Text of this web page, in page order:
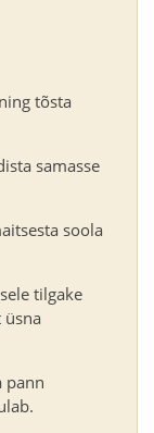
tõsta
samasse
soola
tilgake
pann